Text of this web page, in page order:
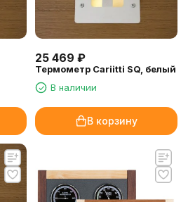
25 469 ₽
Термометр Cariitti SQ, белый
В наличии
В корзину